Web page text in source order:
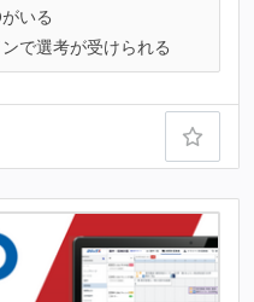
いる
で選考が受けられる